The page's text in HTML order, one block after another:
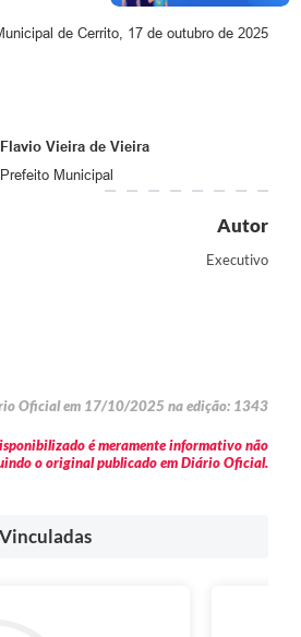
de Cerrito, 17 de outubro de 2025
Vieira de Vieira
Prefeito Municipal
Autor
Executivo
Oficial em 17/10/2025 na edição: 1343
é meramente informativo não
o original publicado em Diário Oficial.